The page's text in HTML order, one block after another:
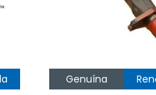
Genuína